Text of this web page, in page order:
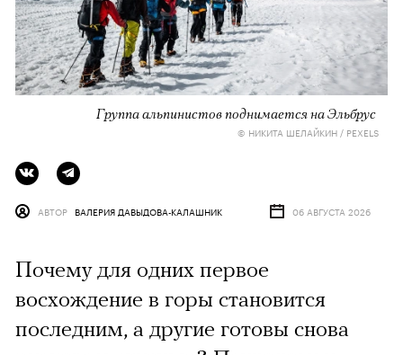
Группа альпинистов поднимается на Эльбрус
© НИКИТА ШЕЛАЙКИН / PEXELS
АВТОР ВАЛЕРИЯ ДАВЫДОВА-КАЛАШНИК 06 АВГУСТА 2026
Почему для одних первое
восхождение в горы становится
последним, а другие готовы снова